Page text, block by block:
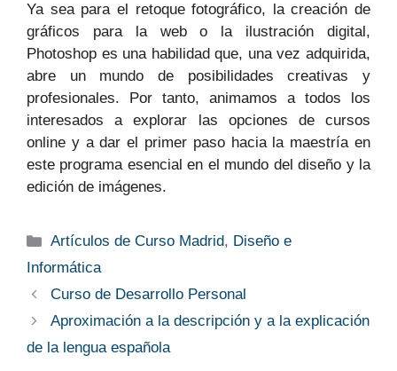
Ya⁣ sea ​para el retoque fotográfico, ⁣la creación de
gráficos para la web o la ilustración digital,
Photoshop es una habilidad que, una vez adquirida,
abre un ⁢mundo‌ de​ posibilidades ⁢creativas y
profesionales. Por tanto, animamos a todos los
interesados a explorar las opciones de cursos
online ​y⁤ a dar el primer paso hacia la maestría en
este programa esencial en el mundo del diseño​ y la
edición de‍ imágenes.
Categorías
Artículos de Curso Madrid, Diseño e
Informática
Curso de Desarrollo Personal
Aproximación a la descripción y a la explicación
de la lengua española